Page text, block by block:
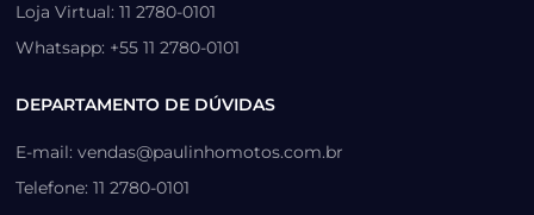
Loja Virtual: 11 2780-0101
Whatsapp: +55 11 2780-0101
DEPARTAMENTO DE DÚVIDAS
E-mail: vendas@paulinhomotos.com.br
Telefone: 11 2780-0101